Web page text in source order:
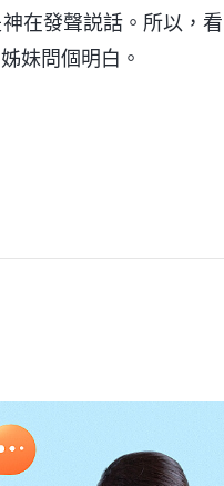
在發聲説話。所以，看
妹問個明白。